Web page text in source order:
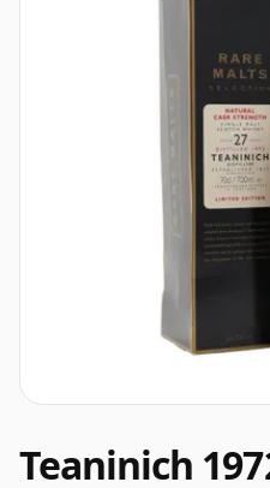
Teaninich